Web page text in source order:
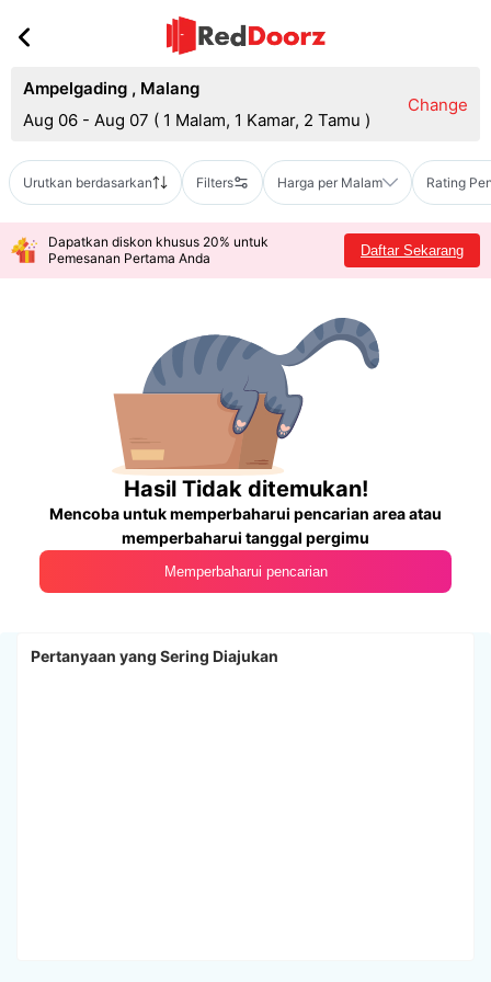
Ampelgading , Malang
Aug 06 - Aug 07 ( 1 Malam, 1 Kamar, 2 Tamu )
Change
Urutkan berdasarkan Filters Harga per Malam Rating
Dapatkan diskon khusus 20% untuk
Pemesanan Pertama Anda
Daftar Sekarang
Hasil Tidak ditemukan!
Mencoba untuk memperbaharui pencarian area atau
memperbaharui tanggal pergimu
Memperbaharui pencarian
Pertanyaan yang Sering Diajukan